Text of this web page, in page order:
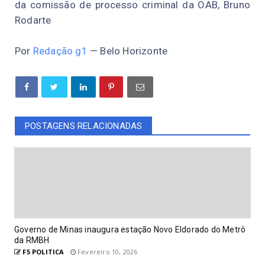
da comissão de processo criminal da OAB, Bruno
Rodarte
Por Redação g1 — Belo Horizonte
POSTAGENS RELACIONADAS
Governo de Minas inaugura estação Novo Eldorado do Metrô
da RMBH
F5 POLITICA Fevereiro 10, 2026